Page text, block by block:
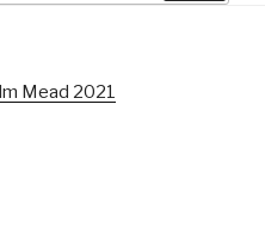
Mead 2021